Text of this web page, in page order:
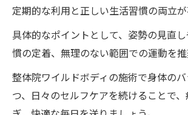
定期的な利用と正しい生活習慣の両立が
具体的なポイントとして、姿勢の見直
慣の定着、無理のない範囲での運動を推
整体院ワイルドボディの施術で身体の
つ、日々のセルフケアを続けることで